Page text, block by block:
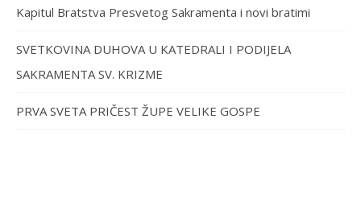
Kapitul Bratstva Presvetog Sakramenta i novi bratimi
SVETKOVINA DUHOVA U KATEDRALI I PODIJELA
SAKRAMENTA SV. KRIZME
PRVA SVETA PRIČEST ŽUPE VELIKE GOSPE